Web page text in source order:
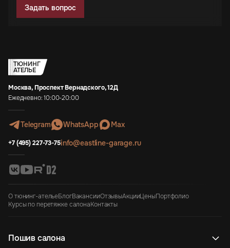
Задать вопрос
ТЮНИНГ
АТЕЛЬЕ
Москва, Проспект Вернадского, 12Д
Ежедневно: 10:00-20:00
Telegram WhatsApp Max
+7 (495) 227-73-75info@eastline-garage.ru
О тюнинг-ательеБлогВакансииОтзывыАкцииЦеныПортфолио
Курсы по перетяжке салонаКонтакты
Пошив салона